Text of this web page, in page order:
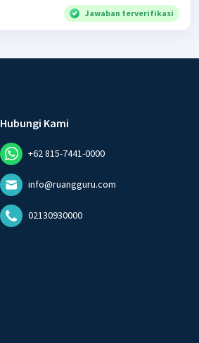
Jawaban terverifikasi
Hubungi Kami
+62 815-7441-0000
info@ruangguru.com
02130930000